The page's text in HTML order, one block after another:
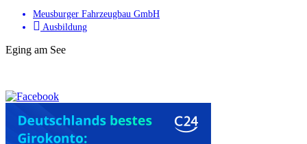
Meusburger Fahrzeugbau GmbH
Ausbildung
Eging am See